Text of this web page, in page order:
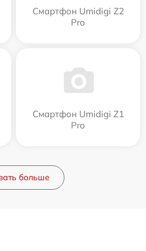
Смартфон Umidigi Z2
Pro
Смартфон Umidigi Z1
Pro
больше